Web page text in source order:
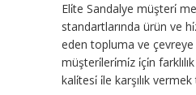
Eli̇te Sandalye müşteri̇
standartlarında ürün ve
eden topluma ve çevreye
müşteri̇leri̇mi̇z i̇çi̇n
kali̇tesi̇ i̇le karşılık